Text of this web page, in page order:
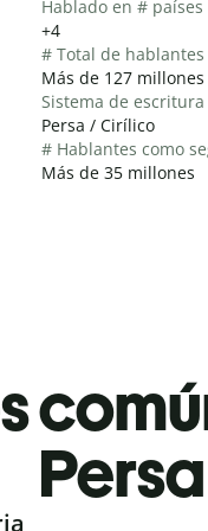
Hablado en # países
+4
# Total de hablantes
Más de 127 millones
Sistema de
Persa / Cirílico
# Hablantes como
Más de 35 millones